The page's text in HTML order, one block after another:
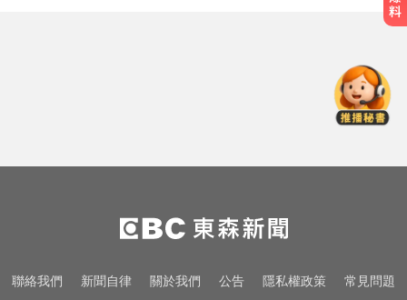
頭濾鏡靠親研「超美飲」
NBA／名人堂傳奇教練尼爾森辭世
勝場史上第2多
MLB／李灝宇坐9局板凳不打緊！10
聯絡我們 新聞自律 關於我們 公告 隱私權政策 常見問題